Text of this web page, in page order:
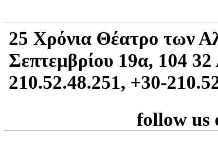
25 Χρόνια Θέατρο των
Σεπτεμβρίου 19α, 104
210.52.48.251, +30-
follow us